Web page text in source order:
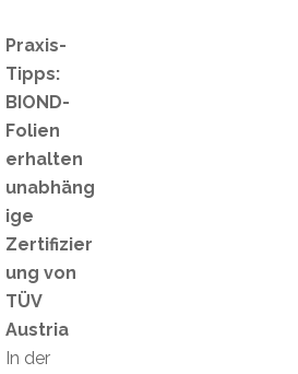
Praxis-
Tipps:
BIOND-
Folien
erhalten
unabhäng
ige
Zertifizier
ung von
TÜV
Austria
In der